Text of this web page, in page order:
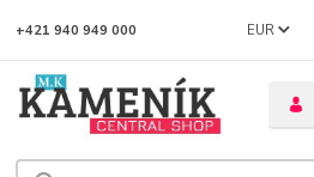
EUR
+421 940 949 000